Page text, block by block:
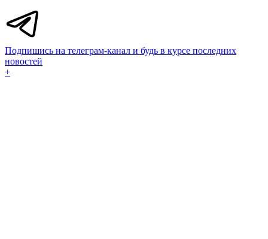
Подпишись на телеграм-канал и будь в курсе последних
новостей
+